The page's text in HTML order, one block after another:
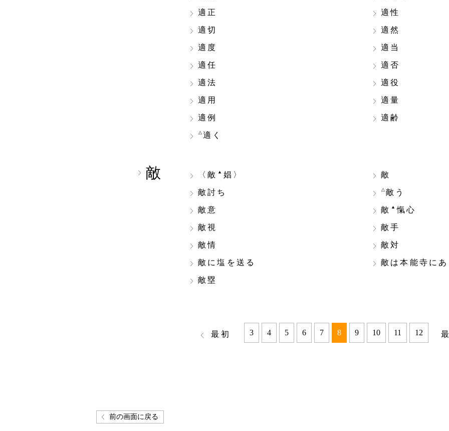
適正
適性
適切
適然
適度
適当
適任
適否
適法
適役
適用
適量
適例
適齢
△適く
敵 〈敵 ▲ 娼〉
敵
敵討ち
△敵う
敵意
敵 ▲ 愾心
敵視
敵手
敵情
敵対
敵に塩を送る
敵は本能寺に
敵塁
最初 3 4 5 6 7 8 9 10 11 12
前の画面に戻る